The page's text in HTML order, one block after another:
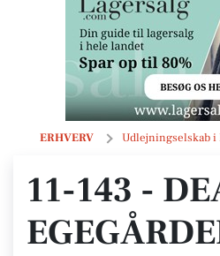
ERHVERV Udlejningselskab i
11-143 - DEAS A/S EGEGÅRDEN
11-143 -